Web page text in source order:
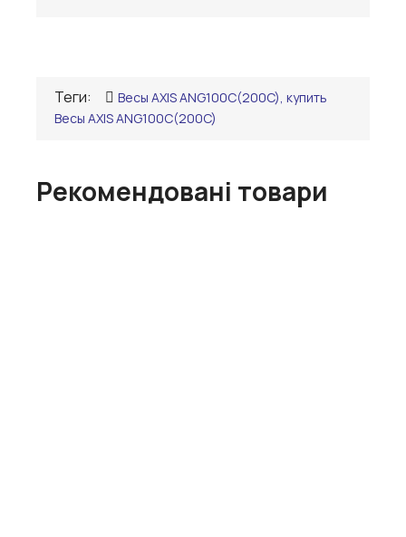
Теги:
Весы AXIS ANG100C(200C), купить
Весы AXIS ANG100C(200C)
Рекомендовані товари